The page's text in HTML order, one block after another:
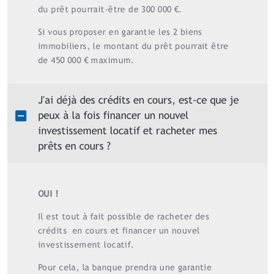
du prêt pourrait-être de 300 000 €.
Si vous proposer en garantie les 2 biens
immobiliers, le montant du prêt pourrait être
de 450 000 € maximum.
J'ai déjà des crédits en cours, est-ce que je
peux à la fois financer un nouvel
investissement locatif et racheter mes
prêts en cours ?
OUI !
Il est tout à fait possible de racheter des
crédits en cours et financer un nouvel
investissement locatif.
Pour cela, la banque prendra une garantie